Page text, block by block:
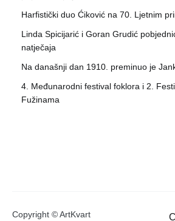
Harfistički duo Ćiković na 70. Ljetnim
Linda Spicijarić i Goran Grudić
natječaja
Na današnji dan 1910. preminuo je
4. Međunarodni festival foklora i 2.
Fužinama
Copyright © ArtKvart